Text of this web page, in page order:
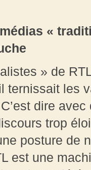
«
» de
ternissait les
dire
trop
posture de
est une